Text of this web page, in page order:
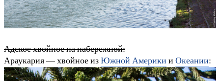
Адское хвойное на набережной:
Араукария — хвойное изЮжной Америки и Океании: